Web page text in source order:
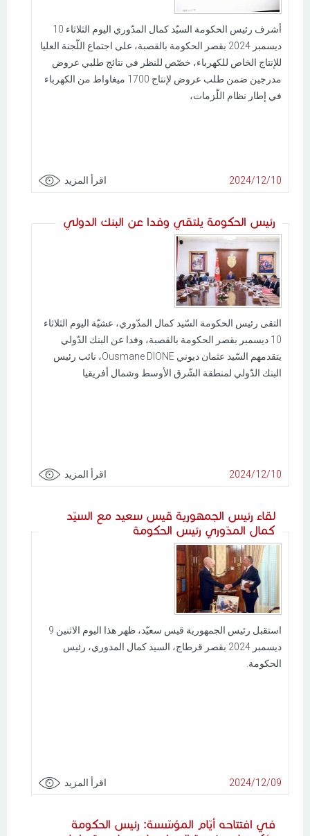
أشرف رئيس الحكومة السيّد كمال المدّوري اليوم الثلاثاء 10
ديسمبر 2024 بقصر الحكومة بالقصبة، على اجتماع اللّجنة العليا
للإنتاج الخاص للكهرباء، خصّص للنظر في نتائج طلبي عروض
مدرجين ضمن طلب عروض لإنتاج 1700 ميغاواط من الكهرباء
في إطار نظام اللّزمات،
2024/12/10 اقرأ المزيد
رئيس الحكومة يلتقي وفدا عن البنك الدولي
التقى رئيس الحكومة السّيد كمال المدّوري، عشيّة اليوم الثلاثاء
10 ديسمبر بقصر الحكومة بالقصبة، وفدا عن البنك الدّولي
يتقدمهم السّيد عثمان ديوني Ousmane DIONE، نائب رئيس
البنك الدّولي لمنطقة الشّرق الأوسط وشمال أفريقيا
2024/12/10 اقرأ المزيد
لقاء رئيس الجمهورية قيس سعيد مع السيّد
كمال المدّوري رئيس الحكومة
استقبل رئيس الجمهورية قيس سعيّد، ظهر هذا اليوم الاثنين 9
ديسمبر 2024 بقصر قرطاج، السيد كمال المدوري، رئيس
الحكومة.
2024/12/09 اقرأ المزيد
في افتتاحه أيّام المؤسّسة: رئيس الحكومة